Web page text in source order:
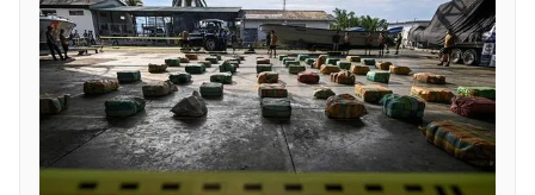
Giấy phép hoạt động báo in và báo điện tử số 483/GP-BTTTT
cấp ngày 29/12/2023
Tổng Biên tập:Vũ Thanh Thủy
Phó Tổng Biên tập:Nguyễn Thị Mỹ Hạnh, Phạm Quốc Thắng,
Nguyễn Trọng Ninh
Tổng đài VTV:024.38 355 931 - 024.38 355 932